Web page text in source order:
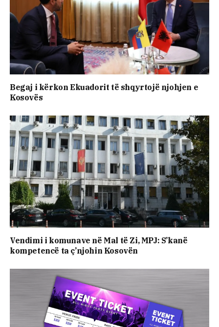
Begaj i kërkon Ekuadorit të shqyrtojë njohjen e
Kosovës
Vendimi i komunave në Mal të Zi, MPJ: S’kanë
kompetencë ta ç’njohin Kosovën